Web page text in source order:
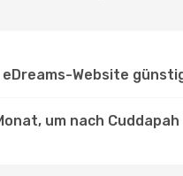
Website
um nach